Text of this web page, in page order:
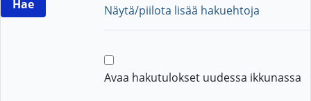
Näytä/piilota lisää hakuehtoja
Avaa hakutulokset uudessa ikkunassa